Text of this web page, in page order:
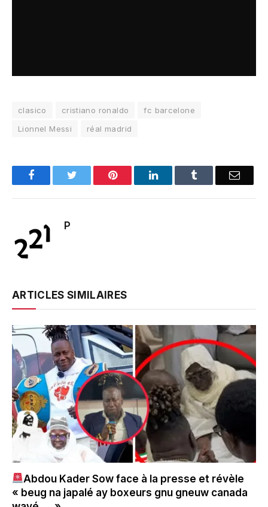
clasico cristiano ronaldo
fc barcelone
Lionnel Messi
réal madrid
FacebookTwitter Pinterest LinkedInTumblr Email
P
ARTICLES SIMILAIRES
Abdou Kader Sow face à la presse et révèle
« beug na japalé ay boxeurs gnu gneuw canada